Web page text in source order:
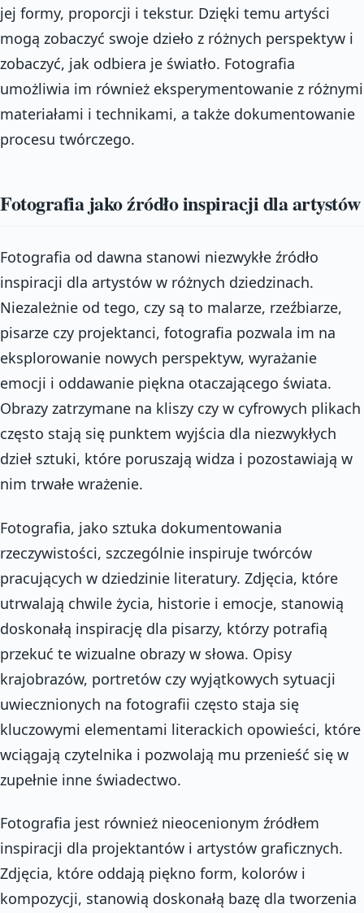
jej formy, proporcji i tekstur. Dzięki temu artyści
mogą zobaczyć swoje dzieło z różnych perspektyw i
zobaczyć, jak odbiera je światło. Fotografia
umożliwia im również eksperymentowanie z różnymi
materiałami i technikami, a także dokumentowanie
procesu twórczego.
Fotografia jako źródło inspiracji dla artystów
Fotografia od dawna stanowi niezwykłe źródło
inspiracji dla artystów w różnych dziedzinach.
Niezależnie od tego, czy są to malarze, rzeźbiarze,
pisarze czy projektanci, fotografia pozwala im na
eksplorowanie nowych perspektyw, wyrażanie
emocji i oddawanie piękna otaczającego świata.
Obrazy zatrzymane na kliszy czy w cyfrowych plikach
często stają się punktem wyjścia dla niezwykłych
dzieł sztuki, które poruszają widza i pozostawiają w
nim trwałe wrażenie.
Fotografia, jako sztuka dokumentowania
rzeczywistości, szczególnie inspiruje twórców
pracujących w dziedzinie literatury. Zdjęcia, które
utrwalają chwile życia, historie i emocje, stanowią
doskonałą inspirację dla pisarzy, którzy potrafią
przekuć te wizualne obrazy w słowa. Opisy
krajobrazów, portretów czy wyjątkowych sytuacji
uwiecznionych na fotografii często staja się
kluczowymi elementami literackich opowieści, które
wciągają czytelnika i pozwolają mu przenieść się w
zupełnie inne świadectwo.
Fotografia jest również nieocenionym źródłem
inspiracji dla projektantów i artystów graficznych.
Zdjęcia, które oddają piękno form, kolorów i
kompozycji, stanowią doskonałą bazę dla tworzenia